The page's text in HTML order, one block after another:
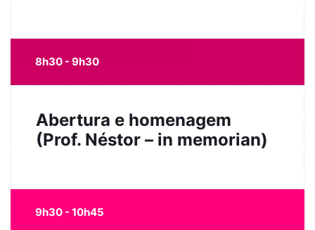
8h30 - 9h30
Abertura e homenagem
(Prof. Néstor – in memorian)
9h30 - 10h45